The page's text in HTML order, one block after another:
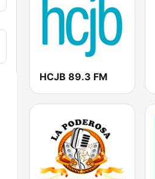
HCJB 89.3 FM